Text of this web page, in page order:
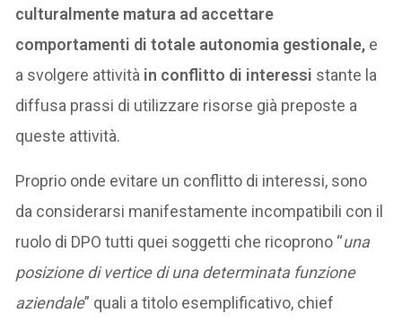
culturalmente matura ad accettare
comportamenti di totale autonomia gestionale, e
a svolgere attività in conflitto di interessi stante la
diffusa prassi di utilizzare risorse già preposte a
queste attività.
Proprio onde evitare un conflitto di interessi, sono
da considerarsi manifestamente incompatibili con il
ruolo di DPO tutti quei soggetti che ricoprono “una
posizione di vertice di una determinata funzione
aziendale” quali a titolo esemplificativo, chief